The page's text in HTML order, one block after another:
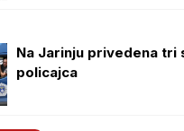
Na Јarinju privedena tri
policajca